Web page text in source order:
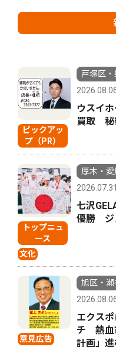
ピックアッ
プ（PR）
戸塚区
ウスイ
買取 秘
トップニュ
ース
文化
厚木・愛
2026.07.31
七沢
優勝 ジ
意見広告
旭区・瀬
エクス
チ 熱血
計画」